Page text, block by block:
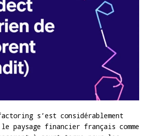
s’est considérablement
le paysage financier français comme